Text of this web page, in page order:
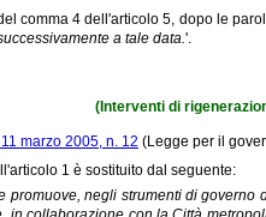
comma 4 dell'articolo 5, dopo le
a tale data.'.
(Interventi di
marzo 2005, n. 12 (Legge per il
1 è sostituito dal seguente:
promuove, negli strumenti di